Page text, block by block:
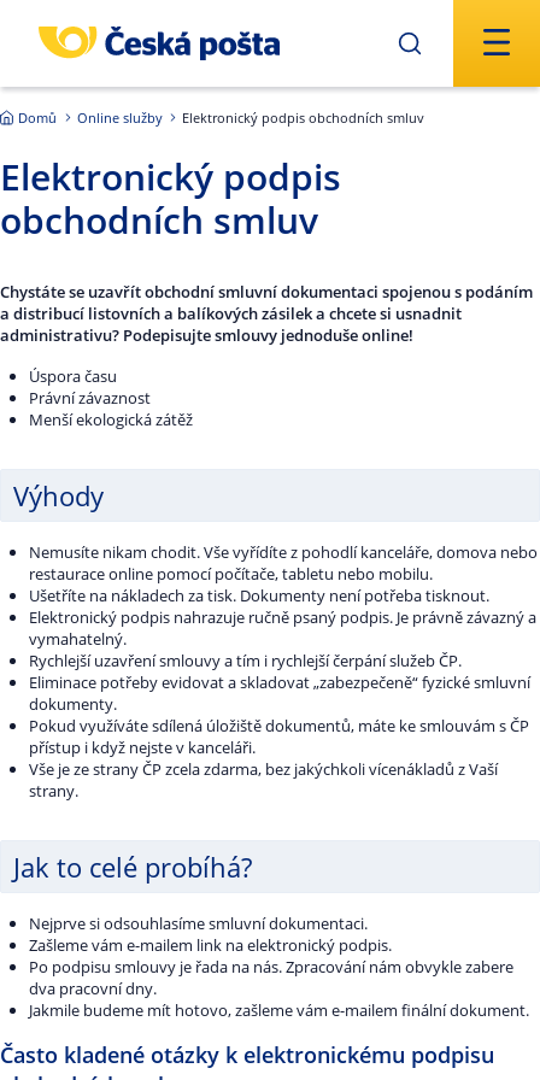
Domů Online služby Elektronický podpis obchodních smluv
Elektronický podpis
obchodních smluv
Chystáte se uzavřít obchodní smluvní dokumentaci spojenou s podáním
a distribucí listovních a balíkových zásilek a chcete si usnadnit
administrativu? Podepisujte smlouvy jednoduše online!
Úspora času
Právní závaznost
Menší ekologická zátěž
Výhody
Nemusíte nikam chodit. Vše vyřídíte z pohodlí kanceláře, domova nebo
restaurace online pomocí počítače, tabletu nebo mobilu.
Ušetříte na nákladech za tisk. Dokumenty není potřeba tisknout.
Elektronický podpis nahrazuje ručně psaný podpis. Je právně závazný a
vymahatelný.
Rychlejší uzavření smlouvy a tím i rychlejší čerpání služeb ČP.
Eliminace potřeby evidovat a skladovat „zabezpečeně“ fyzické smluvní
dokumenty.
Pokud využíváte sdílená úložiště dokumentů, máte ke smlouvám s ČP
přístup i když nejste v kanceláři.
Vše je ze strany ČP zcela zdarma, bez jakýchkoli vícenákladů z Vaší
strany.
Jak to celé probíhá?
Nejprve si odsouhlasíme smluvní dokumentaci.
Zašleme vám e-mailem link na elektronický podpis.
Po podpisu smlouvy je řada na nás. Zpracování nám obvykle zabere
dva pracovní dny.
Jakmile budeme mít hotovo, zašleme vám e-mailem finální dokument.
Často kladené otázky k elektronickému podpisu